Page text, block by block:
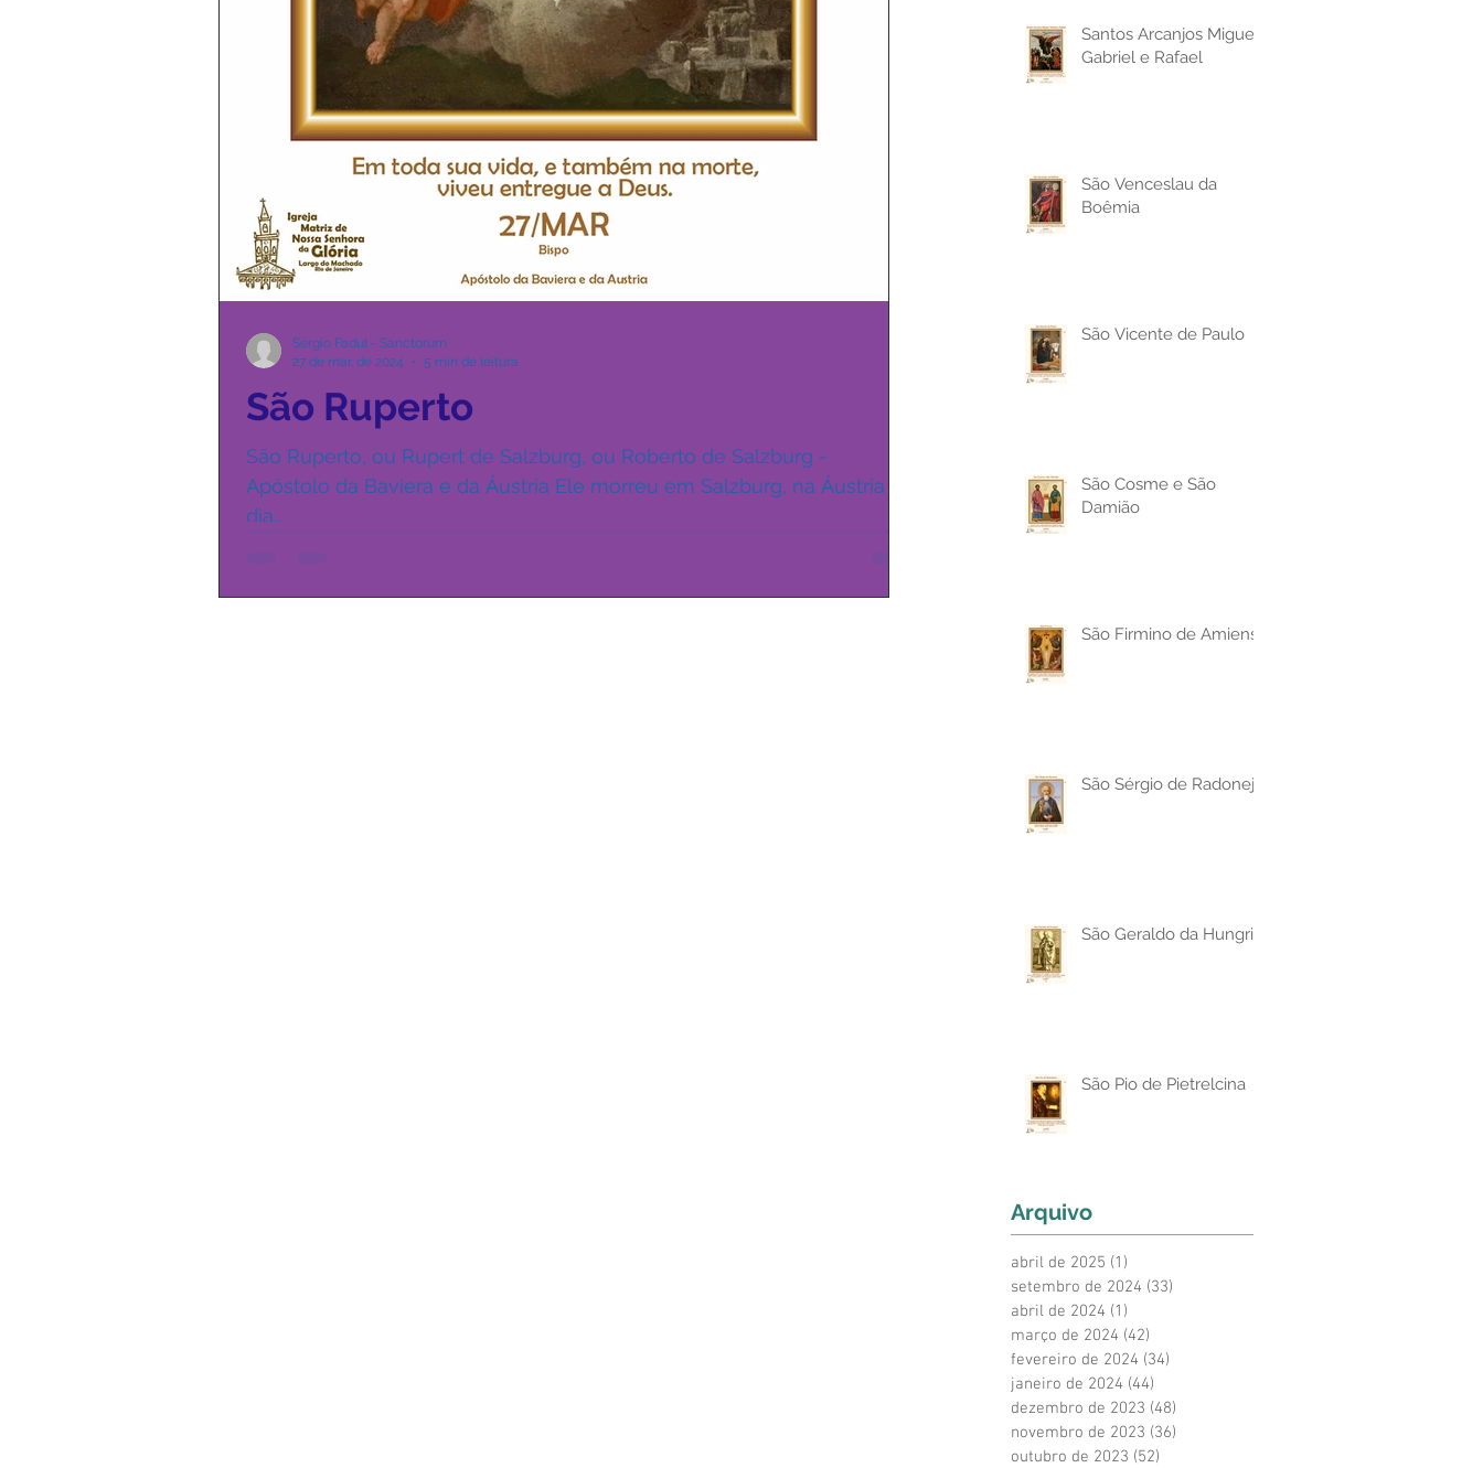
São Ruperto
São Ruperto, ou Rupert de Salzburg, ou Roberto de Salzburg -
Apóstolo da Baviera e da Áustria Ele morreu em Salzburg, na Áustria no
dia...
Sérgio Fadul - Sanctorum
27 de mar. de 2024
5 min de leitura
Santos Arcanjos Miguel,
Gabriel e Rafael
São Venceslau da
Boêmia
São Vicente de Paulo
São Cosme e São
Damião
São Firmino de Amiens
São Sérgio de Radonej
São Geraldo da Hungria
São Pio de Pietrelcina
Arquivo
abril de 2025 (1)
setembro de 2024 (33)
abril de 2024 (1)
março de 2024 (42)
fevereiro de 2024 (34)
janeiro de 2024 (44)
dezembro de 2023 (48)
novembro de 2023 (36)
outubro de 2023 (52)